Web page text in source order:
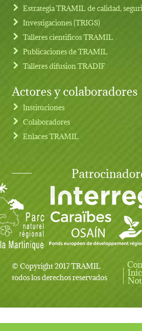
Estrategia TRAMIL de calidad,
Investigaciones (TRIGS)
Talleres cientificos TRAMIL
Publicaciones de TRAMIL
Talleres difusion TRADIF
Actores y colaboradores
Instituciones
Colaboradores
Enlaces TRAMIL
© Copyright 2017 TRAMIL
todos los derechos reservados